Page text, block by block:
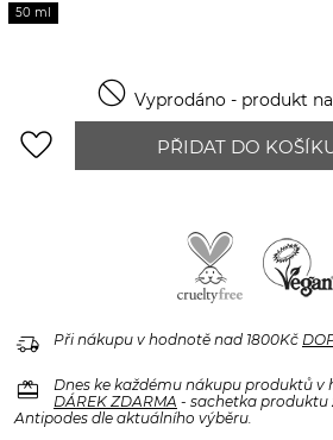
50 ml
 Vyprodáno - produkt
favorite_border PŘIDAT DO
delivery_truck_speed Při nákupu v hodnotě nad 1800Kč
redeem
Dnes ke každému nákupu produktů v
DÁREK ZDARMA - sachetka produktu
Antipodes dle aktuálního výběru.